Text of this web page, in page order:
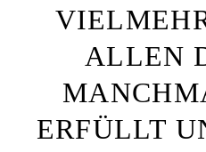
ALLEN
ERFÜLLT